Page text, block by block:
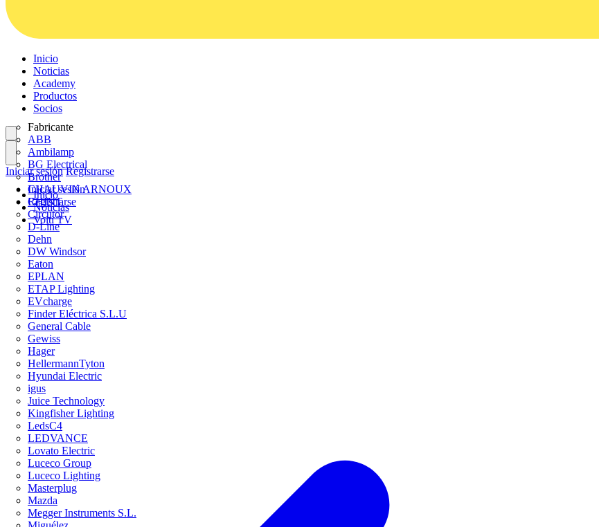
Inicio
Noticias
Academy
Productos
Socios
Fabricante
ABB
Ambilamp
BG Electrical
Brother
CHAUVIN ARNOUX
CHINT
Circutor
D-Line
Dehn
DW Windsor
Eaton
EPLAN
ETAP Lighting
EVcharge
Finder Eléctrica S.L.U
General Cable
Gewiss
Hager
HellermannTyton
Hyundai Electric
igus
Juice Technology
Kingfisher Lighting
LedsC4
LEDVANCE
Lovato Electric
Luceco Group
Luceco Lighting
Masterplug
Mazda
Megger Instruments S.L.
Iniciar sesión
Registrarse
Iniciar sesión Registrarse
Inicio
Noticias
Volti TV